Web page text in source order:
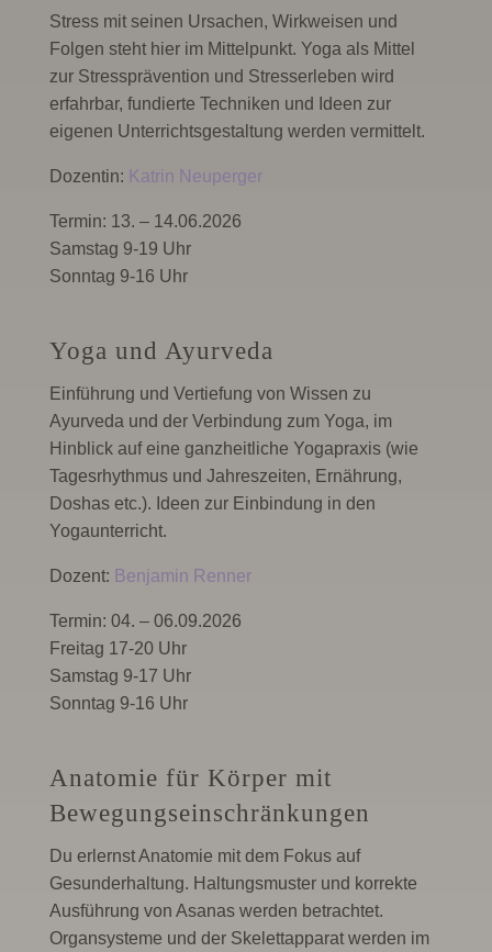
Stress mit seinen Ursachen, Wirkweisen und
Folgen steht hier im Mittelpunkt. Yoga als Mittel
zur Stressprävention und Stresserleben wird
erfahrbar, fundierte Techniken und Ideen zur
eigenen Unterrichtsgestaltung werden vermittelt.
Dozentin: Katrin Neuperger
Termin: 13. – 14.06.2026
Samstag 9-19 Uhr
Sonntag 9-16 Uhr
Yoga und Ayurveda
Einführung und Vertiefung von Wissen zu
Ayurveda und der Verbindung zum Yoga, im
Hinblick auf eine ganzheitliche Yogapraxis (wie
Tagesrhythmus und Jahreszeiten, Ernährung,
Doshas etc.). Ideen zur Einbindung in den
Yogaunterricht.
Dozent: Benjamin Renner
Termin: 04. – 06.09.2026
Freitag 17-20 Uhr
Samstag 9-17 Uhr
Sonntag 9-16 Uhr
Anatomie für Körper mit
Bewegungseinschränkungen
Du erlernst Anatomie mit dem Fokus auf
Gesunderhaltung. Haltungsmuster und korrekte
Ausführung von Asanas werden betrachtet.
Organsysteme und der Skelettapparat werden im